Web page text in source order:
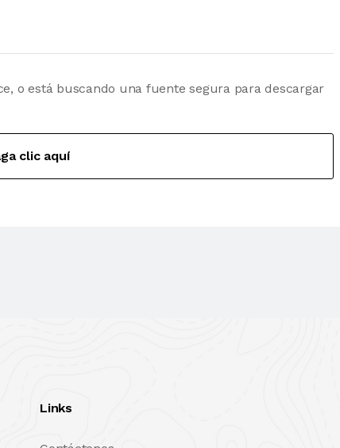
o está buscando una fuente segura para descargar
clic aquí
Links